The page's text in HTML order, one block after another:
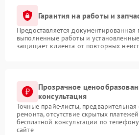
Гарантия на работы и
Предоставляется документированная
выполненные работы и
защищает клиента от повторных
Прозрачное
консультация
Точные прайс-листы,
ремонта, отсутствие скрытых
бесплатной консультации по
сайте